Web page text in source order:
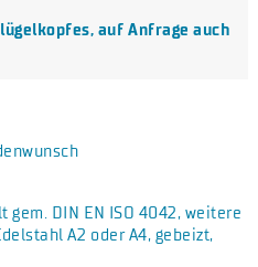
auf Anfrage auch
DIN EN ISO 4042, weitere
A2 oder A4, gebeizt,